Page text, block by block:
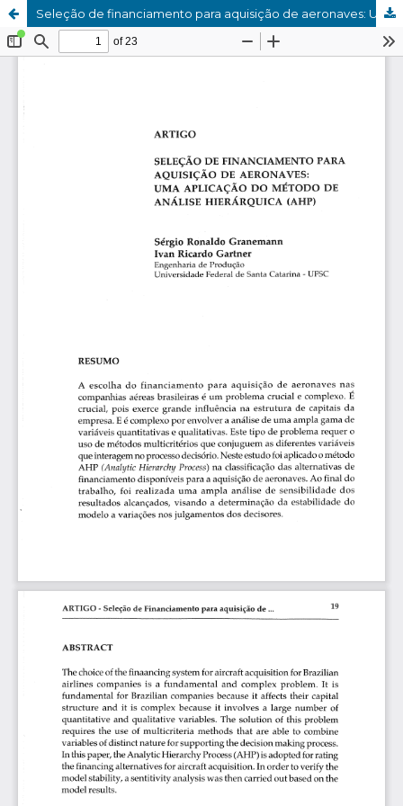
Seleção de financiamento para aquisição de aeronaves: Uma aplicação do método de análise hierárquica (AHP)